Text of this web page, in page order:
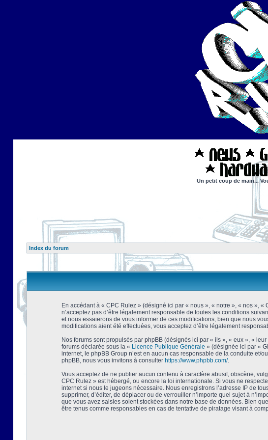
Un petit coup de main...
Index du forum
En accédant à « CPC Rulez » (désigné ici par « nous », « notre », « nos »,
n’acceptez pas d’être légalement responsable de toutes les conditions
et nous essaierons de vous informer de ces modifications, bien que nous
modifications aient été effectuées, vous acceptez d’être légalement
Nos forums sont propulsés par phpBB (désignés ici par « ils », « eux », «
forums déclarée sous la « Licence Publique Générale » (désignée ici par «
internet, le phpBB Group n’est en aucun cas responsable de la conduite et/
phpBB, nous vous invitons à consulter https://www.phpbb.com/.
Vous acceptez de ne publier aucun contenu à caractère abusif, obscène,
CPC Rulez » est hébergé, ou encore la loi internationale. Si vous ne
internet si nous le jugeons nécessaire. Nous enregistrons l’adresse IP de
supprimer, d’éditer, de déplacer ou de verrouiller n’importe quel sujet à
que vous avez saisies soient stockées dans notre base de données. Bien
être tenus comme responsables en cas de tentative de piratage visant à